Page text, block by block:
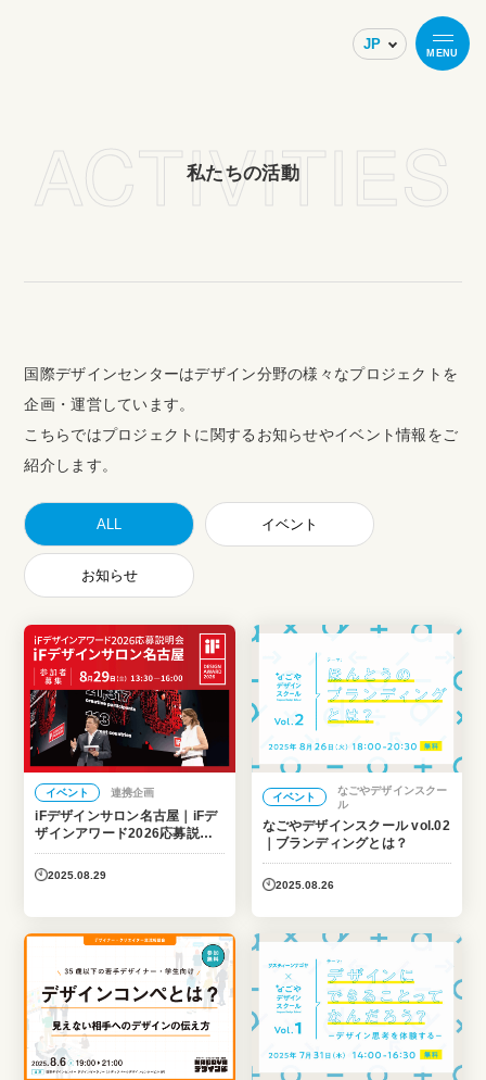
MENU
私たちの活動
ACTIVITIES
国際デザインセンターはデザイン分野の様々なプロジェクトを
企画・運営しています。
こちらではプロジェクトに関するお知らせやイベント情報をご
紹介します。
ALL イベント
お知らせ
イベント 連携企画
iFデザインサロン名古屋｜iFデ
ザインアワード2026応募説明
会
2025.08.29
イベント
なごやデザインスクー
ル
なごやデザインスクール vol.02
｜ブランディングとは？
2025.08.26